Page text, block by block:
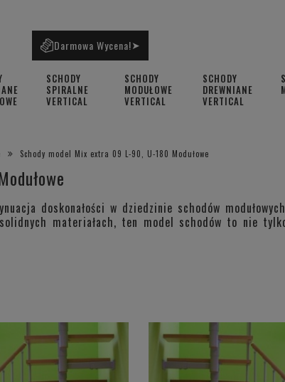
SCHODY
SPIRALNE
VERTICAL
SCHODY
MODUŁOWE
VERTICAL
SCHODY
DREWNIANE
VERTICAL
Darmowa Wycena!➤
Schody model Mix extra 09 L-90, U-180 Modułowe
doskonałości w dziedzinie schodów
materiałach, ten model schodów to nie